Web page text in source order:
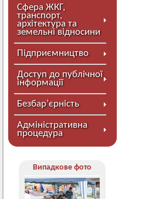
Сфера ЖКГ,
транспорт,
архітектура та
земельні відносини
Підприємництво
Доступ до публічної
інформації
Безбар’єрність
Адміністративна
процедура
Випадкове фото